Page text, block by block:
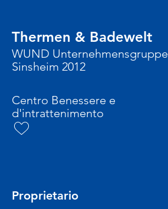
Thermen & Badewelt
WUND Unternehmensgruppe
Sinsheim 2012
Centro Benessere e
d'intrattenimento
Proprietario